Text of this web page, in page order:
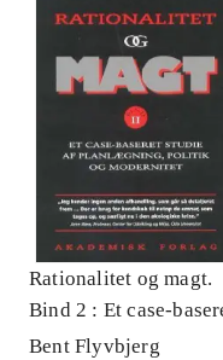
Rationalitet og magt.
Bind 2 : Et case-
studie af planlægning,
Bent Flyvbjerg